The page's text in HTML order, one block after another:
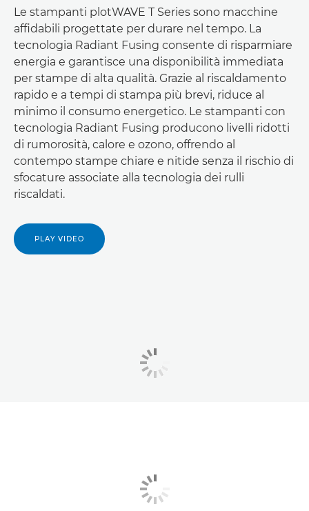
Le stampanti plotWAVE T Series sono macchine
affidabili progettate per durare nel tempo. La
tecnologia Radiant Fusing consente di risparmiare
energia e garantisce una disponibilità immediata
per stampe di alta qualità. Grazie al riscaldamento
rapido e a tempi di stampa più brevi, riduce al
minimo il consumo energetico. Le stampanti con
tecnologia Radiant Fusing producono livelli ridotti
di rumorosità, calore e ozono, offrendo al
contempo stampe chiare e nitide senza il rischio di
sfocature associate alla tecnologia dei rulli
riscaldati.
PLAY VIDEO